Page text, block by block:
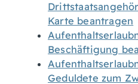
Karte beantragen
Beschäftigung
Geduldete zum